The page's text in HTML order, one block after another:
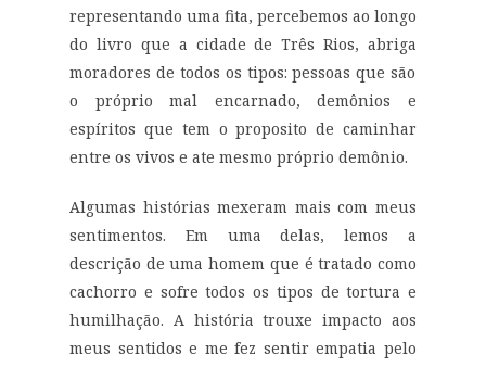
representando uma fita, percebemos ao longo
do livro que a cidade de Três Rios, abriga
moradores de todos os tipos:pessoas que são
o próprio mal encarnado, demônios e
espíritos que tem o proposito de caminhar
entre os vivos e ate mesmo próprio demônio.
Algumas histórias mexeram mais com meus
sentimentos. Em uma delas, lemos a
descrição de uma homem que é tratado como
cachorro e sofre todos os tipos de tortura e
humilhação. A históriatrouxe impacto aos
meus sentidos e me fez sentirempatiapelo